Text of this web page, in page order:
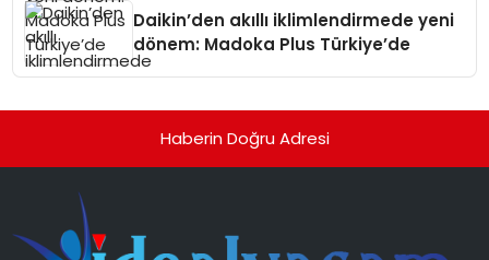
Daikin’den akıllı iklimlendirmede yeni
dönem: Madoka Plus Türkiye’de
Haberin Doğru Adresi